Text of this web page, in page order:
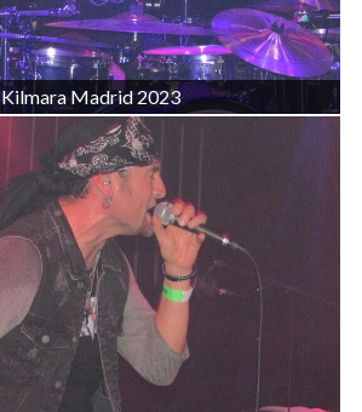
Kilmara Madrid 2023